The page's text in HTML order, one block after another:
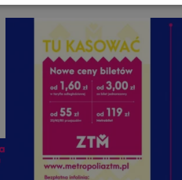
Wydajność
Wydajność
kontem. Bez niezbędnych plików cookie
Provider/
Domena